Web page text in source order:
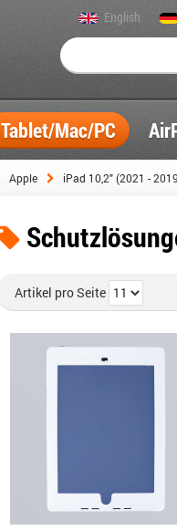
English
Tablet/Mac/PC
Apple iPad 10,2" (2021 -
Artikel pro Seite